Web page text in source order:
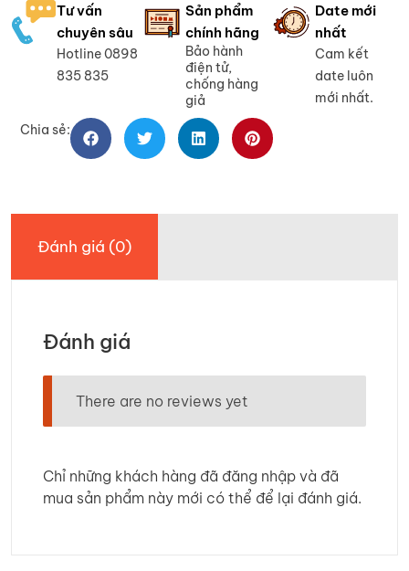
Tư vấn
chuyên sâu
Hotline 0898
835 835
Sản phẩm
chính hãng
Bảo hành
điện tử,
chống hàng
giả
Date mới
nhất
Cam kết
date luôn
mới nhất.
Chia sẻ:
Đánh giá (0)
Đánh giá
There are no reviews yet
Chỉ những khách hàng đã đăng nhập và đã
mua sản phẩm này mới có thể để lại đánh giá.